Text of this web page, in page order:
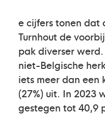
e cijfers tonen dat
Turnhout de
pak diverser
niet-Belgische
iets meer dan
(27%) uit. In 2023
gestegen tot 40,9